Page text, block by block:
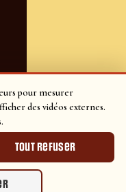
pour mesurer
des vidéos externes.
Tout refuser